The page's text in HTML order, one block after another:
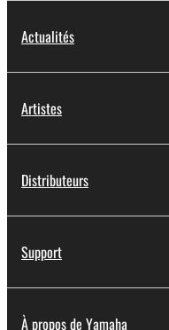
Actualités
Artistes
Distributeurs
Support
À propos de Yamaha